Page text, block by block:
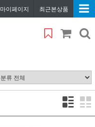
마이페이지 최근본상품